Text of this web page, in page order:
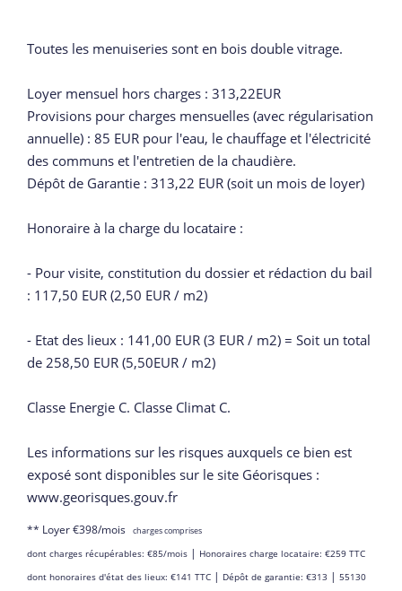
Toutes les menuiseries sont en bois double vitrage.
Loyer mensuel hors charges : 313,22EUR
Provisions pour charges mensuelles (avec régularisation
annuelle) : 85 EUR pour l'eau, le chauffage et l'électricité
des communs et l'entretien de la chaudière.
Dépôt de Garantie : 313,22 EUR (soit un mois de loyer)
Honoraire à la charge du locataire :
- Pour visite, constitution du dossier et rédaction du bail
: 117,50 EUR (2,50 EUR / m2)
- Etat des lieux : 141,00 EUR (3 EUR / m2) = Soit un total
de 258,50 EUR (5,50EUR / m2)
Classe Energie C. Classe Climat C.
Les informations sur les risques auxquels ce bien est
exposé sont disponibles sur le site Géorisques :
www.georisques.gouv.fr
** Loyer €398/mois
charges comprises
dont charges récupérables: €85/mois | Honoraires charge locataire: €259 TTC
dont honoraires d'état des lieux: €141 TTC | Dépôt de garantie: €313 | 55130